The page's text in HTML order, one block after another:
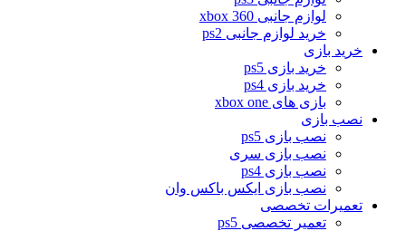
لوازم جانبی xbox 360
خرید لوازم جانبی ps2
خرید بازی
خرید بازی ps5
خرید بازی ps4
بازی های xbox one
نصب بازی
نصب بازی ps5
نصب بازی سری
نصب بازی ps4
نصب بازی ایکس باکس وان
تعمیرات تخصصی
تعمیر تخصصی ps5